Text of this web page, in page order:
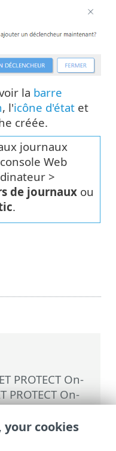
PROTECT On-
PROTECT On-
Prem Menu
client>
la barre
, l'icône d'état et
créée.
journaux
Web
>
de journaux ou
.
your cookies